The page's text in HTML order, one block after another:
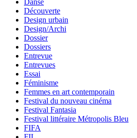
Danse
Découverte
Design urbain
Design/Archi
Dossier
Dossiers
Entrevue
Entrevues
Essai
Féminisme
Femmes en art contemporain
Festival du nouveau cinéma
Festival Fantasia
Festival littéraire Métropolis Bleu
FIFA